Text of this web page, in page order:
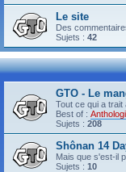
Le site
Des
Sujets : 42
GTO - Le
Tout ce qui a trait
Best of :
Sujets : 208
Shônan 14
Mais que s'est-il
Sujets : 10